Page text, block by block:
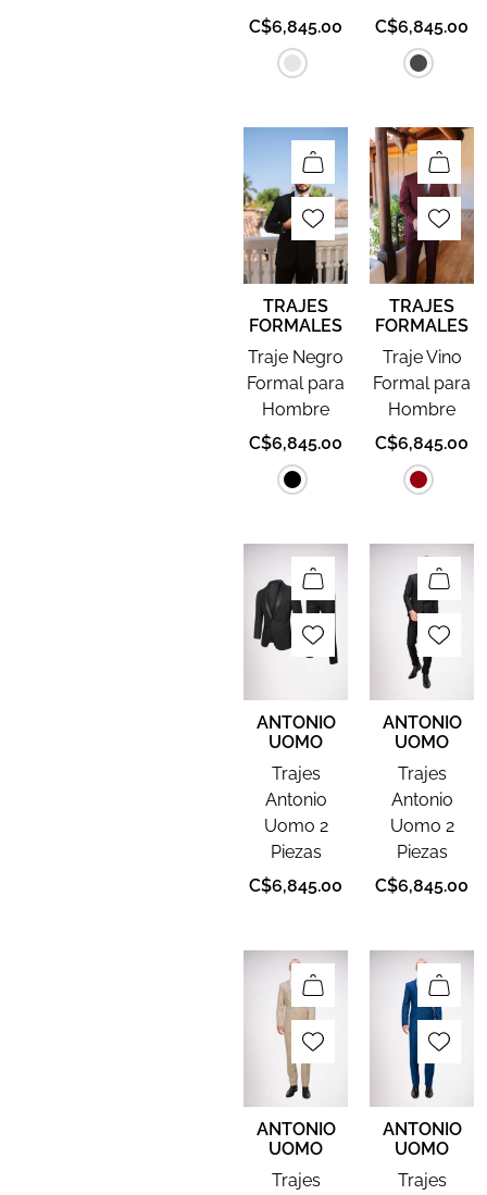
C$6,845.00
C$6,845.00
TRAJES
FORMALES
Traje Negro
Formal para
Hombre
C$6,845.00
TRAJES
FORMALES
Traje Vino
Formal para
Hombre
C$6,845.00
ANTONIO
UOMO
Trajes
Antonio
Uomo 2
Piezas
C$6,845.00
ANTONIO
UOMO
Trajes
Antonio
Uomo 2
Piezas
C$6,845.00
ANTONIO
UOMO
Trajes
ANTONIO
UOMO
Trajes